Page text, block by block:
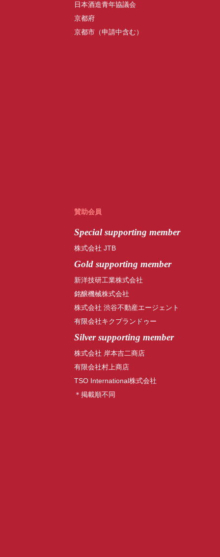
日本酒造青年協議会
京都府
京都市（申請中含む）
賛助会員
Specialsupporting member
株式会社 JTB
Gold supporting member
新洋技研工業株式会社
銘醸機械株式会社
株式会社 渋谷不動産エージェント
有限会社キクプランドゥー
Silver supporting member
株式会社 岸本吉二商店
有限会社村上商店
TSO International株式会社
＊掲載順不同